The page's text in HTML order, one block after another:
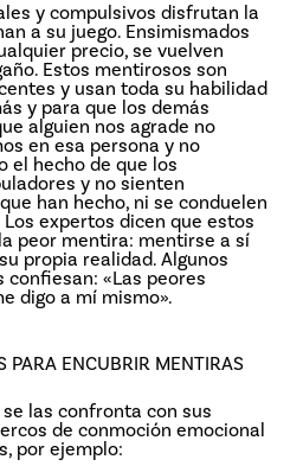
y compulsivos disfrutan la
a su juego. Ensimismados
precio, se vuelven
Estos mentirosos son
y usan toda su habilidad
y para que los demás
alguien nos agrade no
en esa persona y no
el hecho de que los
y no sienten
han hecho, ni se conduelen
expertos dicen que estos
peor mentira: mentirse a sí
propia realidad. Algunos
«Las peores
digo a mí mismo».
PARA ENCUBRIR MENTIRAS
las confronta con sus
de conmoción emocional
por ejemplo: